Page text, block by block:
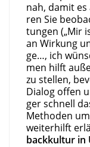
nah, damit
ren Sie
tun­gen („Mir
an Wir­kung
ge…, ich
men hilft
zu stel­len,
Dia­log offen
ger schnell
Metho­den
wei­ter­hilft
back­kul­tur in